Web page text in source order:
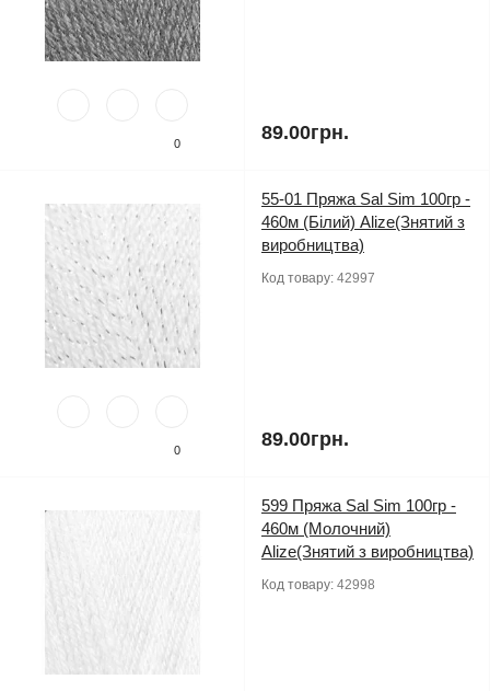
0 89.00грн.
0
55-01 Пряжа Sal Sim 100гр -
460м (Білий) Alize(Знятий з
виробництва)
Код товару: 42997
89.00грн.
599 Пряжа Sal Sim 100гр -
460м (Молочний)
Alize(Знятий з виробництва)
Код товару: 42998